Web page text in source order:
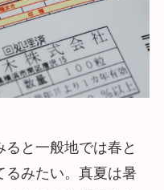
と一般地では春と
るみたい。真夏は暑